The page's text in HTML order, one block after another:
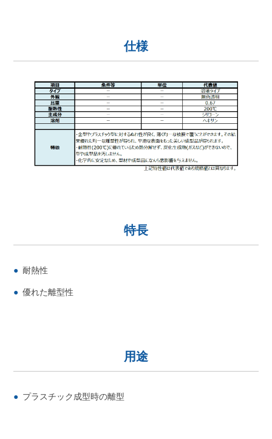
仕様
特長
耐熱性
優れた離型性
用途
プラスチック成型時の離型